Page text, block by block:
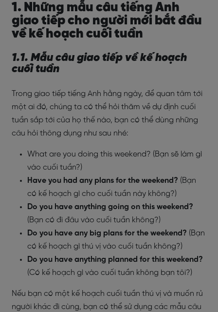
1. Những mẫu câu tiếng Anh
giao tiếp cho người mới bắt đầu
về kế hoạch cuối tuần
1.1. Mẫu câu giao tiếp về kế hoạch
cuối tuần
Trong giao tiếp tiếng Anh hằng ngày, để quan tâm tới
một ai đó, chúng ta có thể hỏi thăm về dự định cuối
tuần sắp tới của họ thế nào, bạn có thể dùng những
câu hỏi thông dụng như sau nhé:
What are you doing this weekend? (Bạn sẽ làm gì
vào cuối tuần?)
Have you had any plans for the weekend? (Bạn
có kế hoạch gì cho cuối tuần này không?)
Do you have anything going on this weekend?
(Bạn có đi đâu vào cuối tuần không?)
Do you have any big plans for the weekend? (Bạn
có kế hoạch gì thú vị vào cuối tuần không?)
Do you have anything planned for this weekend?
(Có kế hoạch gì vào cuối tuần không bạn tôi?)
Nếu bạn có một kế hoạch cuối tuần thú vị và muốn rủ
người khác đi cùng, bạn có thể sử dụng các mẫu câu